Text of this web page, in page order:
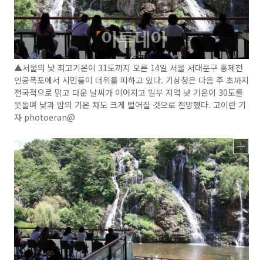
▲서울의 낮 최고기온이 31도까지 오른 14일 서울 서대문구 홍제천
인공폭포에서 시민들이 더위를 피하고 있다. 기상청은 다음 주 초까지
전국적으로 맑고 더운 날씨가 이어지고 일부 지역 낮 기온이 30도를
웃돌며 낮과 밤의 기온 차도 크게 벌어질 것으로 전망했다. 고이란 기
자 photoeran@